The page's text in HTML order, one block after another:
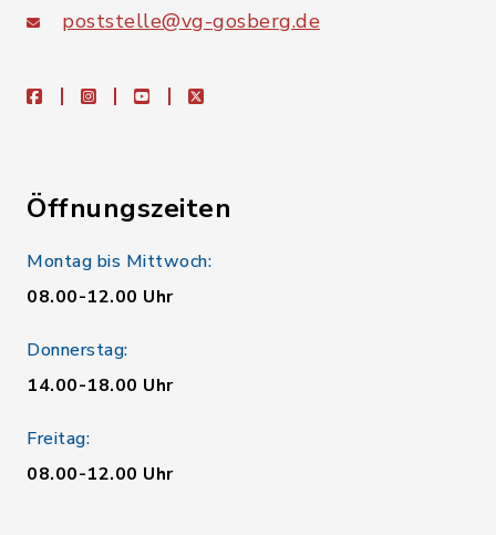
poststelle@vg-gosberg.de
facebookinstagramyoutubeX
Öffnungszeiten
Montag bis Mittwoch:
08.00-12.00 Uhr
Donnerstag:
14.00-18.00 Uhr
Freitag:
08.00-12.00 Uhr